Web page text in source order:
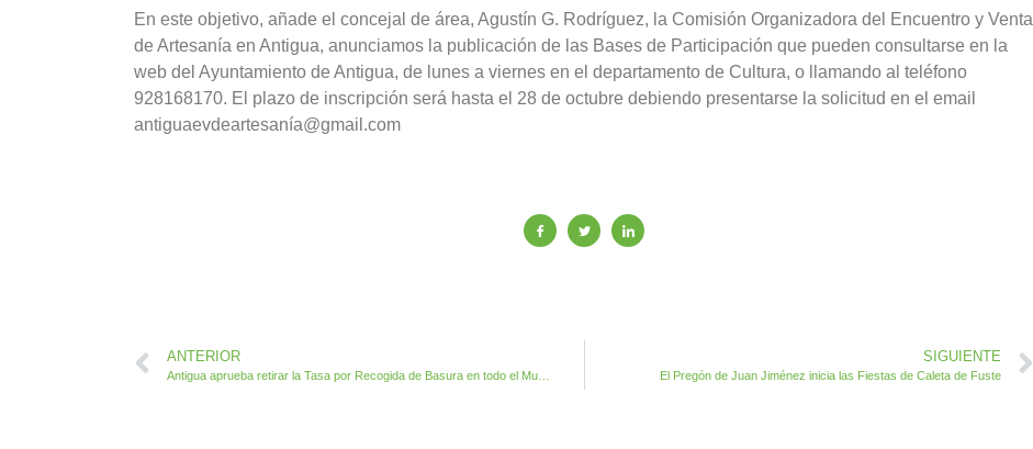
En este objetivo, añade el concejal de área, Agustín G. Rodríguez, la Comisión Organizadora del Encuentro y Venta
de Artesanía en Antigua, anunciamos la publicación de las Bases de Participación que pueden consultarse en la
web del Ayuntamiento de Antigua, de lunes a viernes en el departamento de Cultura, o llamando al teléfono
928168170. El plazo de inscripción será hasta el 28 de octubre debiendo presentarse la solicitud en el email
antiguaevdeartesanía@gmail.com
ANTERIOR SIGUIENTE
El Pregón de Juan Jiménez inicia las Fiestas de Caleta de Fuste